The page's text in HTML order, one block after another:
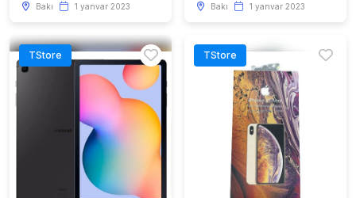
Bakı 1 yanvar 2023 Bakı 1 yanvar 2023
TStore TStore